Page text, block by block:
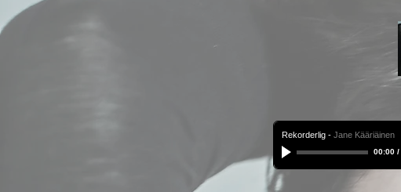
Rekorderlig - Jane Kääriäinen
00:00/